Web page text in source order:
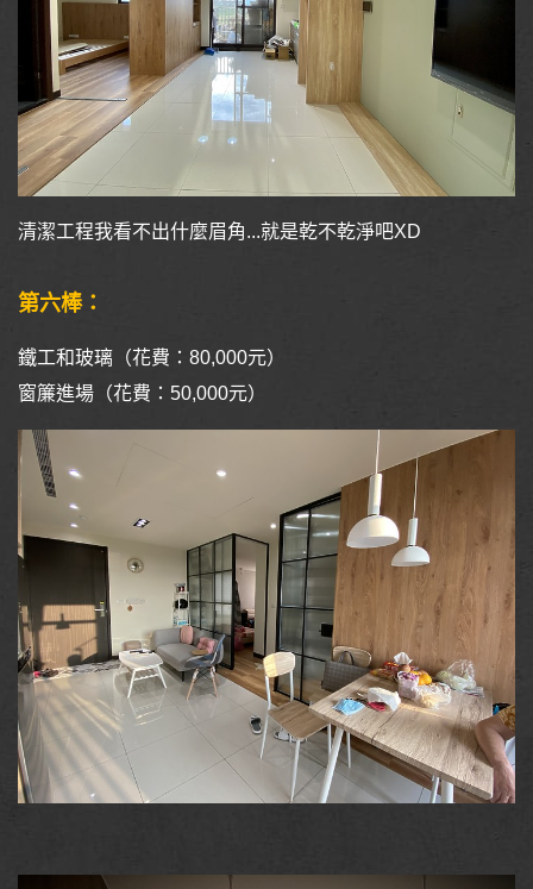
清潔工程我看不出什麼眉角...就是乾不乾淨吧XD
第六棒：
鐵工和玻璃（花費：80,000元）
窗簾進場（花費：50,000元）